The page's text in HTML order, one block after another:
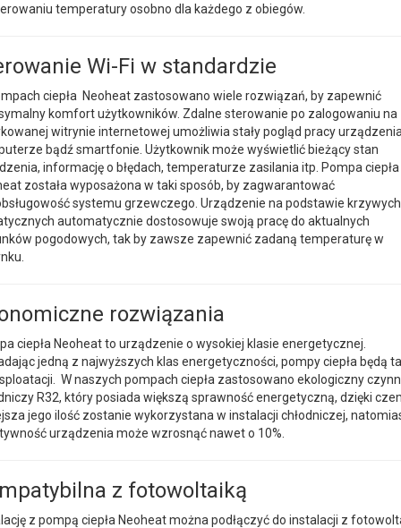
temperatury osobno dla każdego z obiegów.
Wi-Fi w standardzie
ciepła Neoheat zastosowano wiele rozwiązań, by zapewnić
komfort użytkowników. Zdalne sterowanie po zalogowaniu na
witrynie internetowej umożliwia stały pogląd pracy
bądź smartfonie. Użytkownik może wyświetlić bieżący stan
informację o błędach, temperaturze zasilania itp. Pompa ciepła
została wyposażona w taki sposób, by zagwarantować
systemu grzewczego. Urządzenie na podstawie krzywych
automatycznie dostosowuje swoją pracę do aktualnych
pogodowych, tak by zawsze zapewnić zadaną temperaturę w
rozwiązania
ciepła Neoheat to urządzenie o wysokiej klasie energetycznej.
jedną z najwyższych klas energetyczności, pompy ciepła będą
W naszych pompach ciepła zastosowano ekologiczny
R32, który posiada większą sprawność energetyczną, dzięki
jego ilość zostanie wykorzystana w instalacji chłodniczej,
urządzenia może wzrosnąć nawet o 10%.
z fotowoltaiką
z pompą ciepła Neoheat można podłączyć do instalacji z